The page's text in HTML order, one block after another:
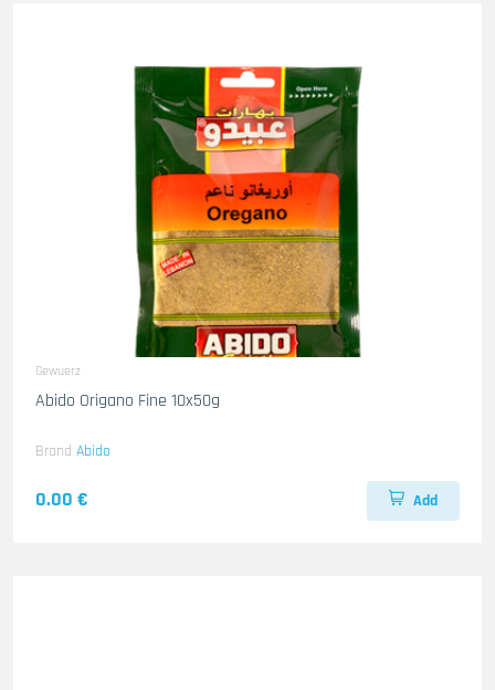
Gewuerz
Abido Origano Fine 10x50g
Brand Abido
0.00 € Add